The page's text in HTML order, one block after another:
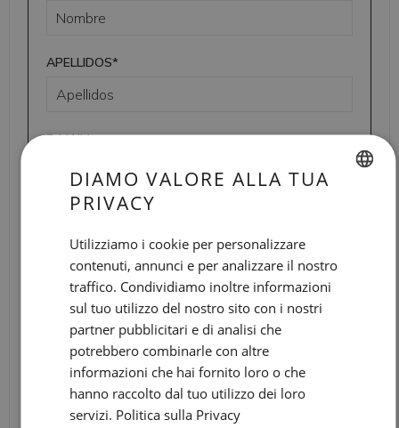
APELLIDOS*
E-MAIL*
TELÉFONO*
MENSAJE*
Trataremos sus datos para gestionar su estancia
CATALAN
GERMAN
DIAMO VALORE ALLA TUA
PRIVACY
Utilizziamo i cookie per personalizzare
contenuti, annunci e per analizzare il nostro
traffico. Condividiamo inoltre informazioni
sul tuo utilizzo del nostro sito con i nostri
partner pubblicitari e di analisi che
potrebbero combinarle con altre
informazioni che hai fornito loro o che
hanno raccolto dal tuo utilizzo dei loro
servizi. Politica sulla Privacy